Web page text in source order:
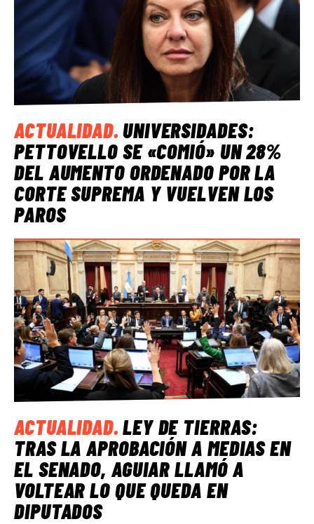
ACTUALIDAD.UNIVERSIDADES:
PETTOVELLO SE «COMIÓ» UN 28%
DEL AUMENTO ORDENADO POR LA
CORTE SUPREMA Y VUELVEN LOS
PAROS
ACTUALIDAD.LEY DE TIERRAS:
TRAS LA APROBACIÓN A MEDIAS EN
EL SENADO, AGUIAR LLAMÓ A
VOLTEAR LO QUE QUEDA EN
DIPUTADOS